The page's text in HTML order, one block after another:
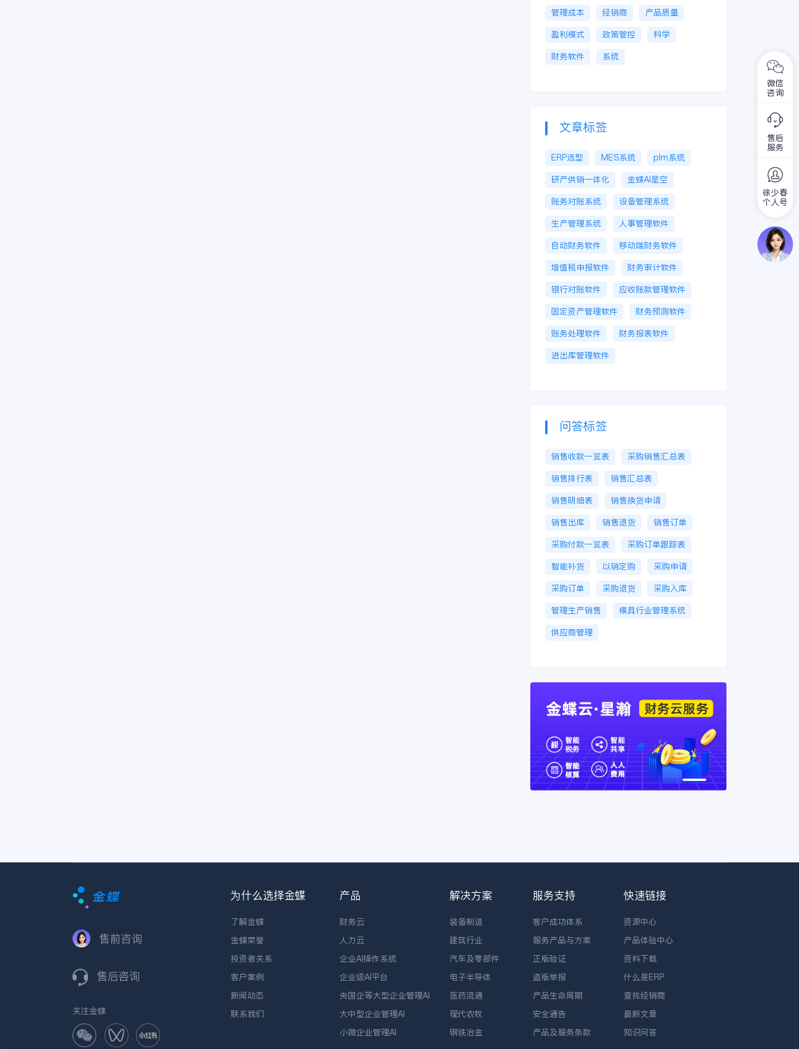
管理成本
经销商
产品质量
盈利模式
政策管控
科学
财务软件
系统
文章标签
ERP选型 MES系统
plm系统
研产供销一体化
金蝶AI星空
账务对账系统
设备管理系统
生产管理系统
人事管理软件
自动财务软件
移动端财务软件
增值税申报软件
财务审计软件
银行对账软件
应收账款管理软件
固定资产管理软件
财务预测软件
账务处理软件
财务报表软件
进出库管理软件
问答标签
销售收款一览表
采购销售汇总表
销售排行表
销售汇总表
销售明细表
销售换货申请
销售出库
销售退货
销售订单
采购付款一览表
采购订单跟踪表
智能补货
以销定购
采购申请
采购订单
采购退货
采购入库
管理生产销售
模具行业管理系统
供应商管理
售前咨询
售后咨询
关注金蝶
为什么选择金蝶
了解金蝶
金蝶荣誉
投资者关系
客户案例
新闻动态
联系我们
产品
财务云
人力云
企业AI操作系统
企业级AI平台
央国企等大型企业管理AI
大中型企业管理AI
小微企业管理AI
解决方案
装备制造
建筑行业
汽车及零部件
电子半导体
医药流通
现代农牧
钢铁冶金
服务支持
客户成功体系
服务产品与方案
正版验证
盗版举报
产品生命周期
安全通告
产品及服务条款
快速链接
资源中心
产品体验中心
资料下载
什么是ERP
查找经销商
最新文章
知识问答
微信
咨询
售后
服务
徐少春
个人号